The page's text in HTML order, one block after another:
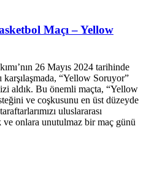
Maçı – Yellow
26 Mayıs 2024 tarihinde
karşılaşmada, “Yellow Soruyor”
aldık. Bu önemli maçta, “Yellow
ve coşkusunu en üst düzeyde
uluslararası
ve onlara unutulmaz bir maç günü